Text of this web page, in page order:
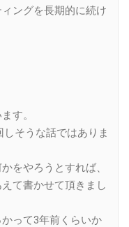
ングを長期的に続け
す。
そうな話ではありま
をやろうとすれば、
て書かせて頂きまし
って3年前くらいか